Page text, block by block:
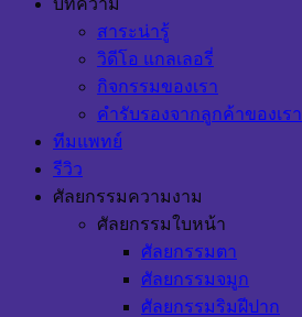
สาระน่ารู้
วิดีโอ แกลเลอรี่
กิจกรรมของเรา
คำรับรองจากลูกค้าของเรา
ทีมแพทย์
รีวิว
ศัลยกรรมความงาม
ศัลยกรรมใบหน้า
ศัลยกรรมตา
ศัลยกรรมจมูก
ศัลยกรรมริมฝีปาก